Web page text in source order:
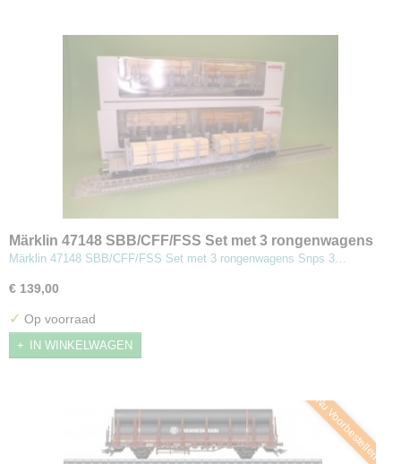
Märklin 47148 SBB/CFF/FSS Set met 3 rongenwagens
Snps
Märklin 47148 SBB/CFF/FSS Set met 3 rongenwagens Snps 3…
€ 139,00
✓ Op voorraad
IN WINKELWAGEN
Nu Voorbestellen